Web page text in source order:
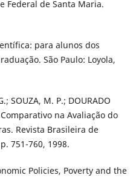
Federal de Santa Maria.
para alunos dos
São Paulo: Loyola,
SOUZA, M. P.; DOURADO
na Avaliação do
Revista Brasileira de
751-760, 1998.
Policies, Poverty and the